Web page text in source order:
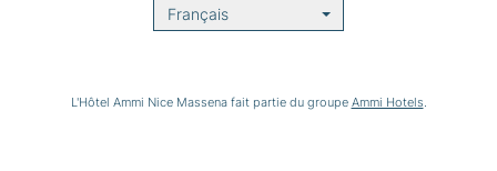
Français
L'Hôtel Ammi Nice Massena fait partie du groupe Ammi Hotels.